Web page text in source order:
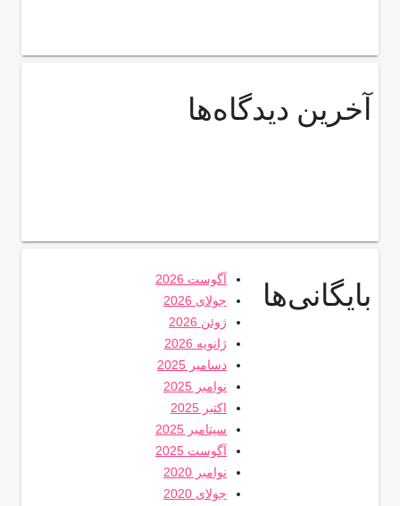
آخرین دیدگاه‌ها
بایگانی‌ها
آگوست 2026
جولای 2026
ژوئن 2026
ژانویه 2026
دسامبر 2025
نوامبر 2025
اکتبر 2025
سپتامبر 2025
آگوست 2025
نوامبر 2020
جولای 2020